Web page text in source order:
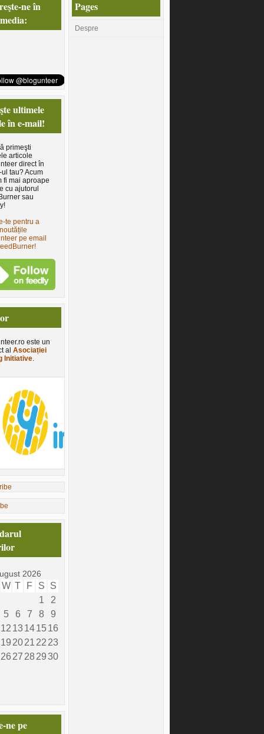
ne în
ultimele
în e-mail!
primeşti
articole
direct în
tau? Acum
fi mai aproape
cu ajutorul
sau
te pentru a
pe email
este un
al Asociației
Initiative.
2026
W T F S
S
1
2
5
6 7 8
9
12 13 141516
1920212223
2627282930
ne pe
Pages
Despre